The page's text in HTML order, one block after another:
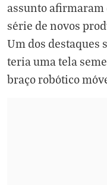
assunto afirmaram
série de novos
Um dos destaques
teria uma tela
braço robótico